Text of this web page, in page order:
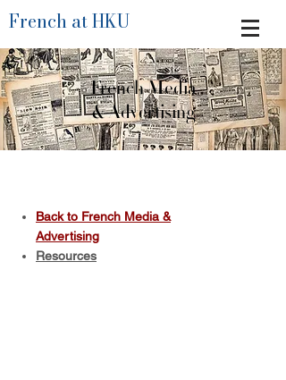
French at HKU
French Media
& Advertising
Back to French Media &
Advertising
Resources